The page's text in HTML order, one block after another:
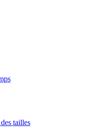
tailles